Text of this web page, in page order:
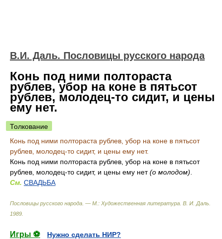
В.И. Даль. Пословицы русского народа
Конь под ними полтораста
рублев, убор на коне в пятьсот
рублев, молодец-то сидит, и цены
ему нет.
Толкование
Конь под ними полтораста рублев, убор на коне в пятьсот
рублев, молодец-то сидит, и цены ему нет.
Конь под ними полтораста рублев, убор на коне в пятьсот
рублев, молодец-то сидит, и цены ему нет(о молодом)
См. СВАДЬБА
Пословицы русского народа. — М.: Художественная литература В. И. Даль
1989
Игры ⚽
Нужно сделать НИР?